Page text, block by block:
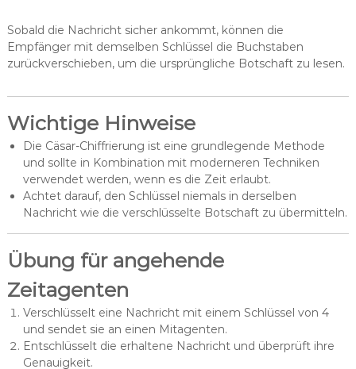
Sobald die Nachricht sicher ankommt, können die
Empfänger mit demselben Schlüssel die Buchstaben
zurückverschieben, um die ursprüngliche Botschaft zu lesen.
Wichtige Hinweise
Die Cäsar-Chiffrierung ist eine grundlegende Methode
und sollte in Kombination mit moderneren Techniken
verwendet werden, wenn es die Zeit erlaubt.
Achtet darauf, den Schlüssel niemals in derselben
Nachricht wie die verschlüsselte Botschaft zu übermitteln.
Übung für angehende
Zeitagenten
Verschlüsselt eine Nachricht mit einem Schlüssel von 4
und sendet sie an einen Mitagenten.
Entschlüsselt die erhaltene Nachricht und überprüft ihre
Genauigkeit.